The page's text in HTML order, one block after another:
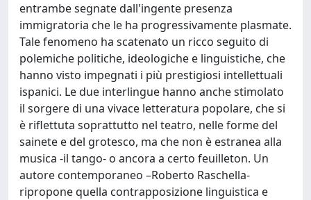
entrambe segnate dall'ingente presenza
immigratoria che le ha progressivamente plasmate.
Tale fenomeno ha scatenato un ricco seguito di
polemiche politiche, ideologiche e linguistiche, che
hanno visto impegnati i più prestigiosi intellettuali
ispanici. Le due interlingue hanno anche stimolato
il sorgere di una vivace letteratura popolare, che si
è riflettuta soprattutto nel teatro, nelle forme del
sainete e del grotesco, ma che non è estranea alla
musica -il tango- o ancora a certo feuilleton. Un
autore contemporaneo –Roberto Raschella-
ripropone quella contrapposizione linguistica e